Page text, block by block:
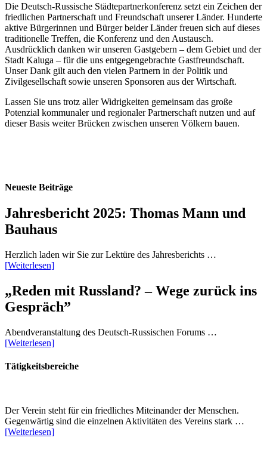
Die Deutsch-Russische Städtepartnerkonferenz setzt ein Zeichen der
friedlichen Partnerschaft und Freundschaft unserer Länder. Hunderte
aktive Bürgerinnen und Bürger beider Länder freuen sich auf dieses
traditionelle Treffen, die Konferenz und den Austausch.
Ausdrücklich danken wir unseren Gastgebern – dem Gebiet und der
Stadt Kaluga – für die uns entgegengebrachte Gastfreundschaft.
Unser Dank gilt auch den vielen Partnern in der Politik und
Zivilgesellschaft sowie unseren Sponsoren aus der Wirtschaft.
Lassen Sie uns trotz aller Widrigkeiten gemeinsam das große
Potenzial kommunaler und regionaler Partnerschaft nutzen und auf
dieser Basis weiter Brücken zwischen unseren Völkern bauen.
Neueste Beiträge
Jahresbericht 2025: Thomas Mann und
Bauhaus
Herzlich laden wir Sie zur Lektüre des Jahresberichts …
[Weiterlesen]
„Reden mit Russland? – Wege zurück ins
Gespräch”
Abendveranstaltung des Deutsch-Russischen Forums …
[Weiterlesen]
Tätigkeitsbereiche
Der Verein steht für ein friedliches Miteinander der Menschen.
Gegenwärtig sind die einzelnen Aktivitäten des Vereins stark …
[Weiterlesen]